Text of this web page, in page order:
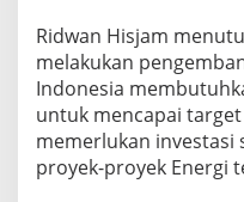
Ridwan Hisjam
melakukan
Indonesia
untuk mencapai
memerlukan investasi
proyek-proyek Energi